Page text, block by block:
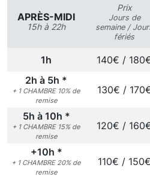
APRÈS-MIDI
15h à 22h
Prix
Jours de
semaine /
fériés
1h 140€ /
2h à 5h *
+ 1 CHAMBRE 10% de
remise
130€ /
5h à 10h *
+ 1 CHAMBRE 15% de
remise
120€ /
+10h *
+ 1 CHAMBRE 20% de
remise
110€ / 150€